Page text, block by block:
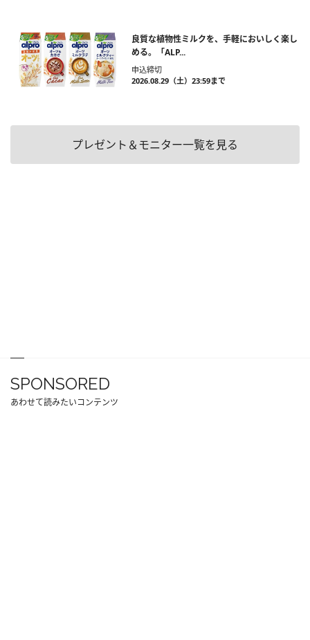
良質な植物性ミルクを、手軽においしく楽し
める。「ALP...
申込締切
2026.08.29（土）23:59まで
プレゼント＆モニター一覧を見る
SPONSORED
あわせて読みたいコンテンツ